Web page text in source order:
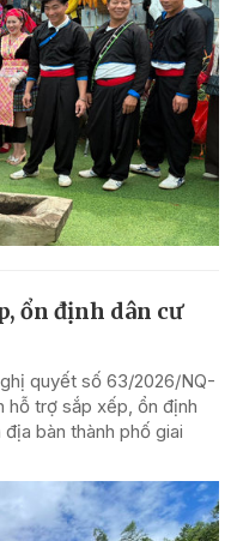
ổn định dân cư
quyết số 63/2026/NQ-
hỗ trợ sắp xếp, ổn định
bàn thành phố giai